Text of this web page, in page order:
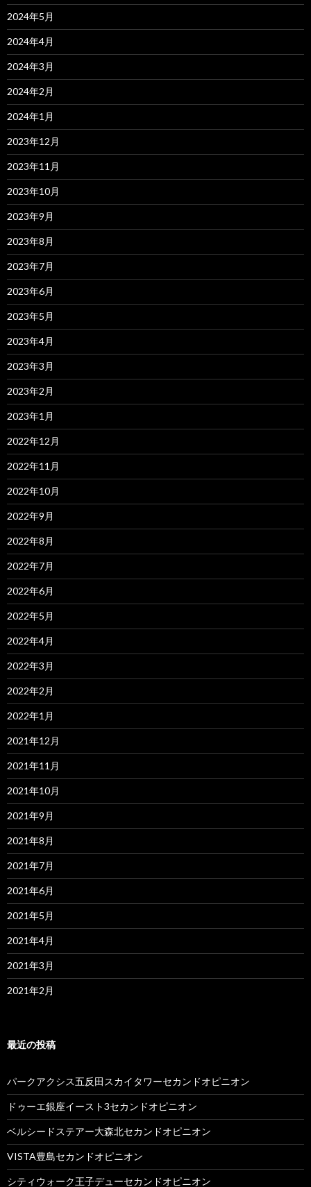
2024年5月
2024年4月
2024年3月
2024年2月
2024年1月
2023年12月
2023年11月
2023年10月
2023年9月
2023年8月
2023年7月
2023年6月
2023年5月
2023年4月
2023年3月
2023年2月
2023年1月
2022年12月
2022年11月
2022年10月
2022年9月
2022年8月
2022年7月
2022年6月
2022年5月
2022年4月
2022年3月
2022年2月
2022年1月
2021年12月
2021年11月
2021年10月
2021年9月
2021年8月
2021年7月
2021年6月
2021年5月
2021年4月
2021年3月
2021年2月
最近の投稿
パークアクシス五反田スカイタワーセカンドオピニオン
ドゥーエ銀座イースト3セカンドオピニオン
ベルシードステアー大森北セカンドオピニオン
VISTA豊島セカンドオピニオン
シティウォーク王子デューセカンドオピニオン